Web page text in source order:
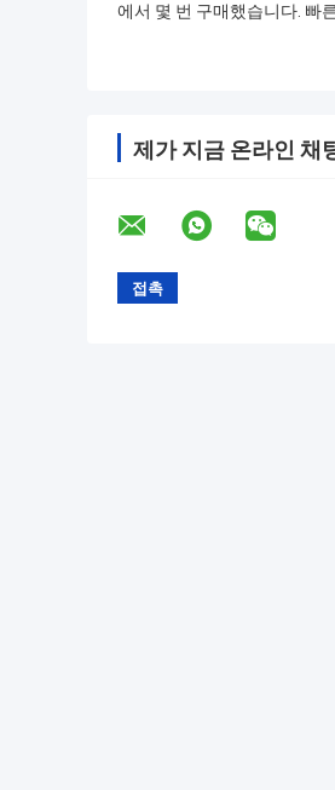
에서 몇 번 구매했습니다. 빠
제가 지금 온라인 채